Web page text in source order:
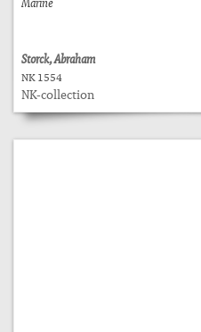
Storck, Abraham
NK 1554
NK-collection